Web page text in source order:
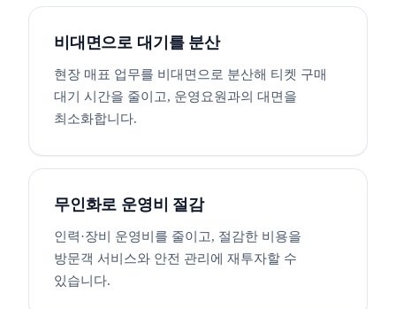
비대면으로 대기를 분산
현장 매표 업무를 비대면으로 분산해 티켓 구매
대기 시간을 줄이고, 운영요원과의 대면을
최소화합니다.
무인화로 운영비 절감
인력·장비 운영비를 줄이고, 절감한 비용을
방문객 서비스와 안전 관리에 재투자할 수
있습니다.